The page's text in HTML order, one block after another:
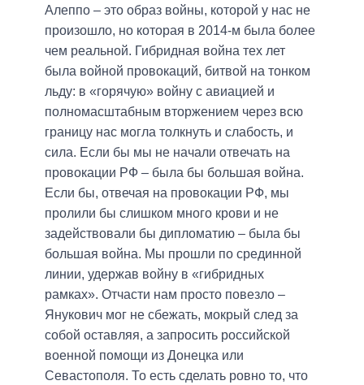
Алеппо – это образ войны, которой у нас не
произошло, но которая в 2014-м была более
чем реальной. Гибридная война тех лет
была войной провокаций, битвой на тонком
льду: в «горячую» войну с авиацией и
полномасштабным вторжением через всю
границу нас могла толкнуть и слабость, и
сила. Если бы мы не начали отвечать на
провокации РФ – была бы большая война.
Если бы, отвечая на провокации РФ, мы
пролили бы слишком много крови и не
задействовали бы дипломатию – была бы
большая война. Мы прошли по срединной
линии, удержав войну в «гибридных
рамках». Отчасти нам просто повезло –
Янукович мог не сбежать, мокрый след за
собой оставляя, а запросить российской
военной помощи из Донецка или
Севастополя. То есть сделать ровно то, что